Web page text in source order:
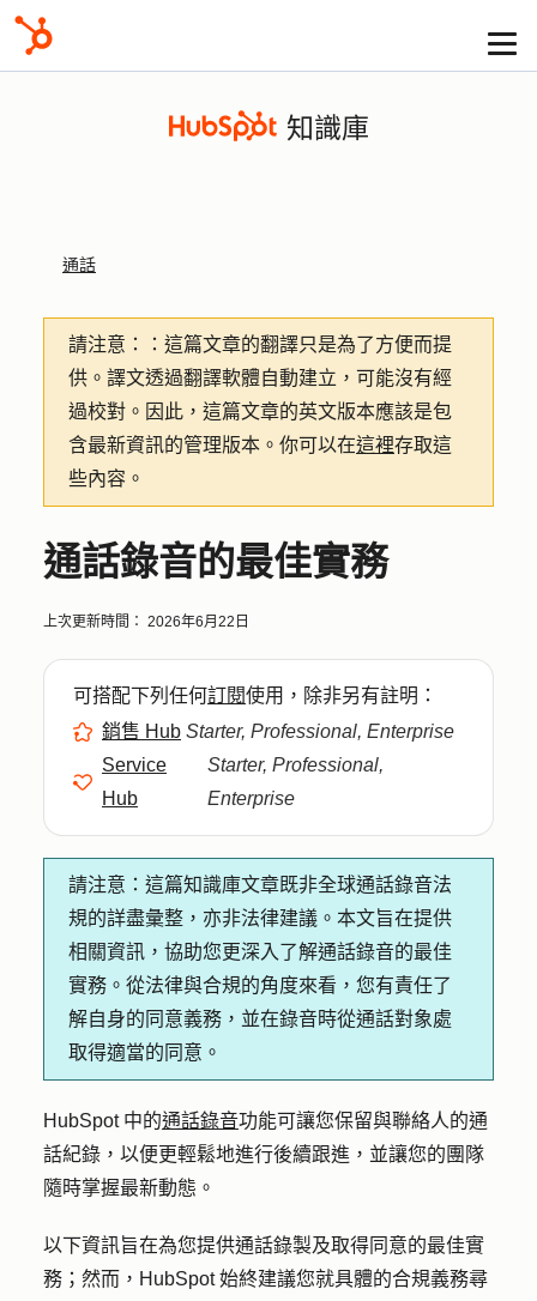
知識庫
通話
請注意：
：這篇文章的翻譯只是為了方便而提
供。譯文透過翻譯軟體自動建立，可能沒有經
過校對。因此，這篇文章的英文版本應該是包
含最新資訊的管理版本。你可以在這裡存取這
些內容。
通話錄音的最佳實務
上次更新時間： 2026年6月22日
可搭配下列任何訂閱使用，除非另有註明：
銷售 Hub Starter, Professional, Enterprise
Service
Hub
Starter, Professional,
Enterprise
請注意： 這篇知識庫文章既非全球通話錄音法
規的詳盡彙整，亦非法律建議。本文旨在提供
相關資訊，協助您更深入了解通話錄音的最佳
實務。從法律與合規的角度來看，您有責任了
解自身的同意義務，並在錄音時從通話對象處
取得適當的同意。
HubSpot 中的通話錄音功能可讓您保留與聯絡人的通
話紀錄，以便更輕鬆地進行後續跟進，並讓您的團隊
隨時掌握最新動態。
以下資訊旨在為您提供通話錄製及取得同意的最佳實
務；然而，HubSpot 始終建議您就具體的合規義務尋